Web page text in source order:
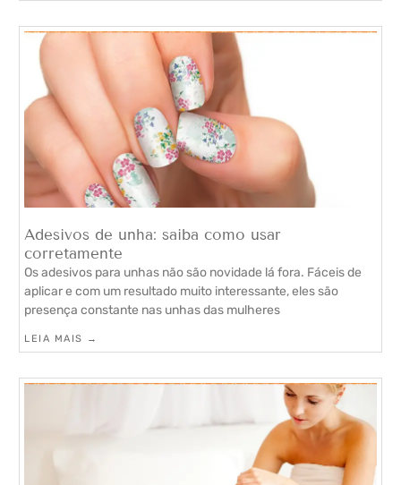
Adesivos de unha: saiba como usar
corretamente
Os adesivos para unhas não são novidade lá fora. Fáceis de
aplicar e com um resultado muito interessante, eles são
presença constante nas unhas das mulheres
LEIA MAIS →